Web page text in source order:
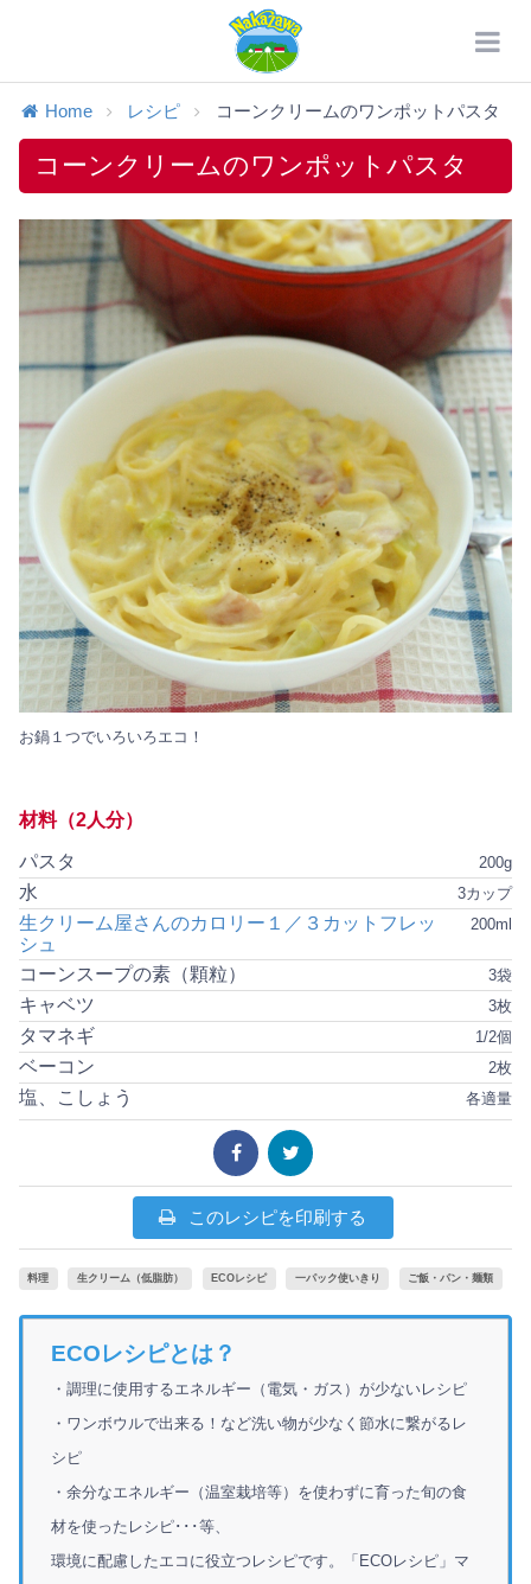
Home レシピ コーンクリームのワンポットパスタ
コーンクリームのワンポットパスタ
お鍋１つでいろいろエコ！
材料（2人分）
200g
パスタ
3カップ
水
200ml
生クリーム屋さんのカロリー１／３カットフレッ
シュ
3袋
コーンスープの素（顆粒）
3枚
キャベツ
1/2個
タマネギ
2枚
ベーコン
各適量
塩、こしょう
このレシピを印刷する
料理 生クリーム（低脂肪） ECOレシピ 一パック使いきり ご飯・パン・麺類
ECOレシピとは？
・調理に使用するエネルギー（電気・ガス）が少ないレシピ
・ワンボウルで出来る！など洗い物が少なく節水に繋がるレ
シピ
・余分なエネルギー（温室栽培等）を使わずに育った旬の食
材を使ったレシピ･･･等、
環境に配慮したエコに役立つレシピです。「ECOレシピ」マ